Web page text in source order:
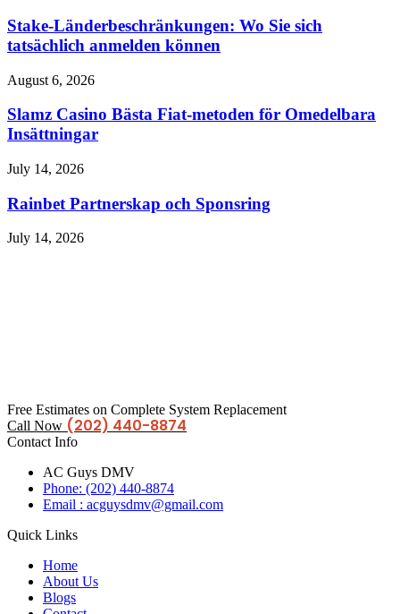
Stake-Länderbeschränkungen: Wo Sie sich
tatsächlich anmelden können
August 6, 2026
Slamz Casino Bästa Fiat-metoden för Omedelbara
Insättningar
July 14, 2026
Rainbet Partnerskap och Sponsring
July 14, 2026
Free Estimates on Complete System Replacement
Call Now (202) 440-8874
Contact Info
AC Guys DMV
Phone: (202) 440-8874
Email : acguysdmv@gmail.com
Quick Links
Home
About Us
Blogs